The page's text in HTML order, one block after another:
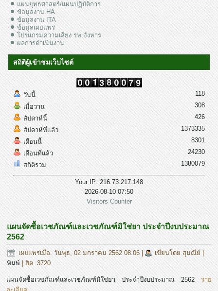
แผนยุทธศาสตร์/แผนปฏิบัติการ
ข้อมูลงาน HA
ข้อมูลงาน ITA
ข้อมูลเผยแพร่
โปรแกรมความเสี่ยง รพ.จังหาร
ผลการดำเนินงาน
สถิติผู้เข้าชมเว็บไซต์
วันนี้
เมื่อวาน
สัปดาห์นี้
สัปดาห์ที่แล้ว
เดือนนี้
เดือนที่แล้ว
สถิติรวม
118
308
426
1373335
8301
24230
1380079
Your IP: 216.73.217.148
2026-08-10 07:50
Visitors Counter
แผนจัดซื้อเวชภัณฑ์และเวชภัณฑ์มิใช่ยา ประจำปีงบประมาณ
2562
เผยแพร่เมื่อ: วันพุธ, 02 มกราคม 2562 08:06 | เขียนโดย สุมณีย์ |
พิมพ์ | ฮิต: 3720
แผนจัดซื้อเวชภัณฑ์และเวชภัณฑ์มิใช่ยา ประจำปีงบประมาณ 2562ราย
ละเอียด